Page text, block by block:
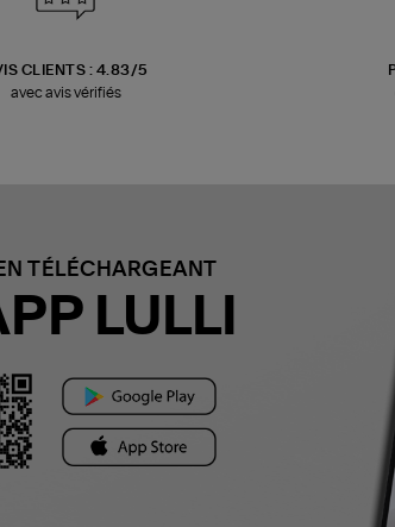
CLIENTS : 4.83/5
avec avis vérifiés
TÉLÉCHARGEANT
LULLI